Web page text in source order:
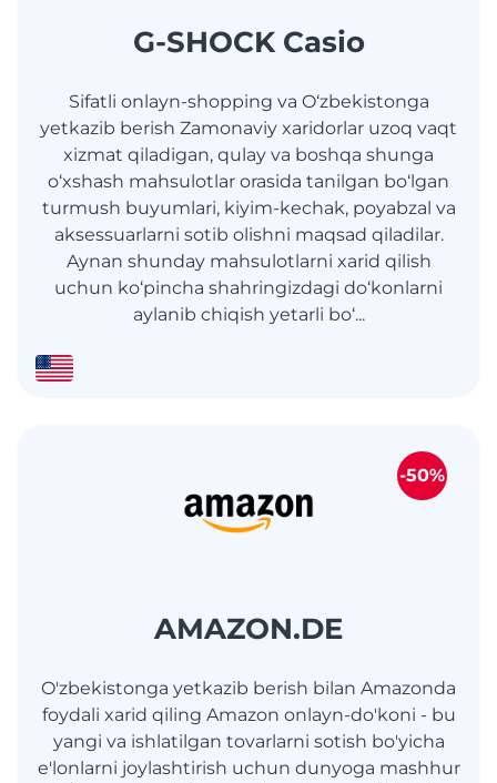
G-SHOCK Casio
Sifatli onlayn-shopping va O‘zbekistonga
yetkazib berish Zamonaviy xaridorlar uzoq vaqt
xizmat qiladigan, qulay va boshqa shunga
o‘xshash mahsulotlar orasida tanilgan bo‘lgan
turmush buyumlari, kiyim-kechak, poyabzal va
aksessuarlarni sotib olishni maqsad qiladilar.
Aynan shunday mahsulotlarni xarid qilish
uchun ko‘pincha shahringizdagi do‘konlarni
aylanib chiqish yetarli bo‘...
AMAZON.DE
O'zbekistonga yetkazib berish bilan Amazonda
foydali xarid qiling Amazon onlayn-do'koni - bu
yangi va ishlatilgan tovarlarni sotish bo'yicha
e'lonlarni joylashtirish uchun dunyoga mashhur
-50%